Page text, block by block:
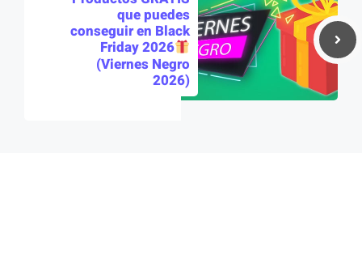
que puedes
conseguir en Black
Friday 2026
(Viernes Negro
2026)